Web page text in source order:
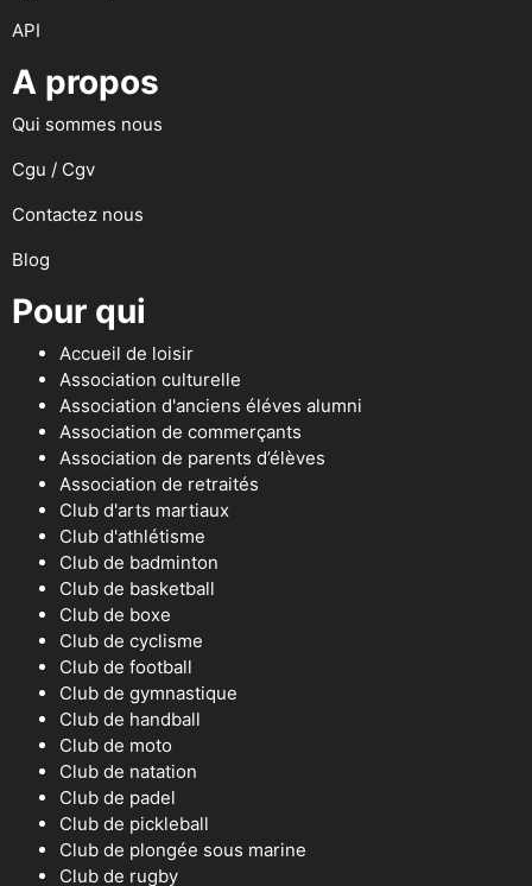
API
A propos
Qui sommes nous
Cgu / Cgv
Contactez nous
Blog
Pour qui
Accueil de loisir
Association culturelle
Association d'anciens éléves alumni
Association de commerçants
Association de parents d’élèves
Association de retraités
Club d'arts martiaux
Club d'athlétisme
Club de badminton
Club de basketball
Club de boxe
Club de cyclisme
Club de football
Club de gymnastique
Club de handball
Club de moto
Club de natation
Club de padel
Club de pickleball
Club de plongée sous marine
Club de rugby